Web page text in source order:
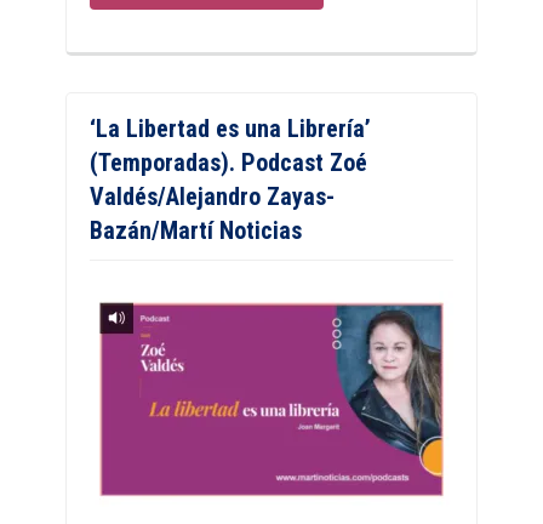
‘La Libertad es una Librería’
(Temporadas). Podcast Zoé
Valdés/Alejandro Zayas-
Bazán/Martí Noticias